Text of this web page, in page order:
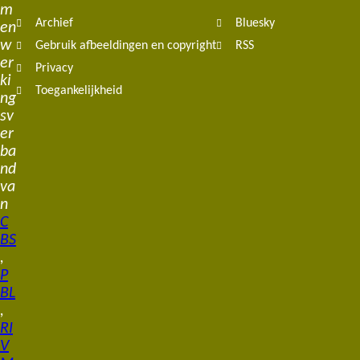
m
en
w
er
ki
ng
sv
er
ba
nd
va
n
C
BS
,
P
BL
,
RI
V
Archief
Gebruik afbeeldingen en copyright
Privacy
Toegankelijkheid
Bluesky
RSS